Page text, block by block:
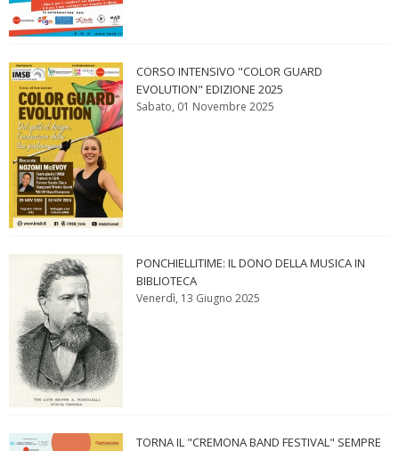
CORSO INTENSIVO "COLOR GUARD
EVOLUTION" EDIZIONE 2025
Sabato, 01 Novembre 2025
PONCHIELLITIME: IL DONO DELLA MUSICA IN
BIBLIOTECA
Venerdì, 13 Giugno 2025
TORNA IL "CREMONA BAND FESTIVAL" SEMPRE